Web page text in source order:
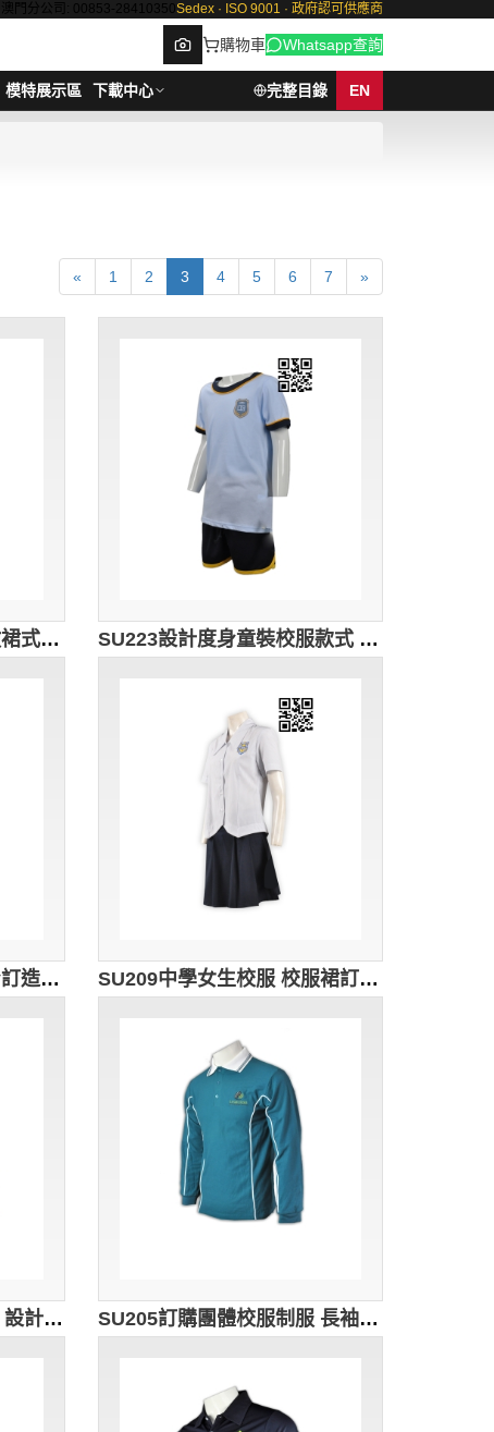
澳門分公司: 00853-28410350 Sedex · ISO 9001 · 政府認可供應商
購物車 Whatsapp查詢
模特展示區 下載中心 完整目錄 EN
« 1 2 3 4 5 6 7 »
SU224自訂校服款式 訂做裙式校服套裝 博才小學 女童夏天校服 百褶裙 設計校服款式 校服製造商 SU223設計度身童裝校服款式 訂製運動服校服款式 博才小學 夏天體育校服 自製校服款式 校服供應商
SU213訂造拼色校服 度身訂造校服 PE衫 體育衫 運動服 設計大碼校服 校友會 舊生紀念 校服制服公司 SU209中學女生校服 校服裙訂造 校服經典款式 中學校服團體訂購 校服中心
SU206訂購白色Polo校服 設計純色Polo校服款式 專業訂製香港校服 校服派對 校服專門店HK SU205訂購團體校服制服 長袖Polo校服制服 設計校服款式 全港校服樣式 校服供應商HK